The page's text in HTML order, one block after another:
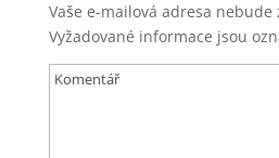
Vaše e-mailová adresa nebude
Vyžadované informace jsou